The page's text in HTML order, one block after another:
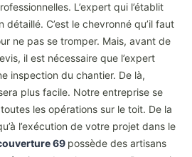
L’expert qui l’établit
C’est le chevronné qu’il faut
ne pas se tromper. Mais, avant de
il est nécessaire que l’expert
inspection du chantier. De là,
plus facile. Notre entreprise se
les opérations sur le toit. De la
l’exécution de votre projet dans le
69 possède des artisans